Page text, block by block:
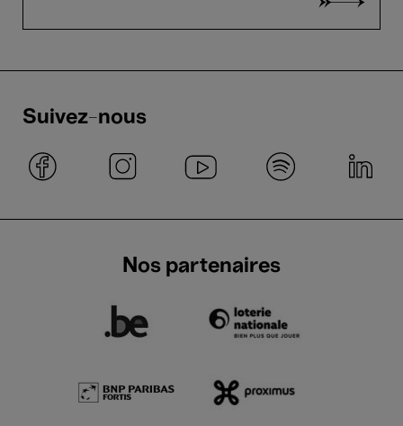
Suivez-nous
Nos partenaires